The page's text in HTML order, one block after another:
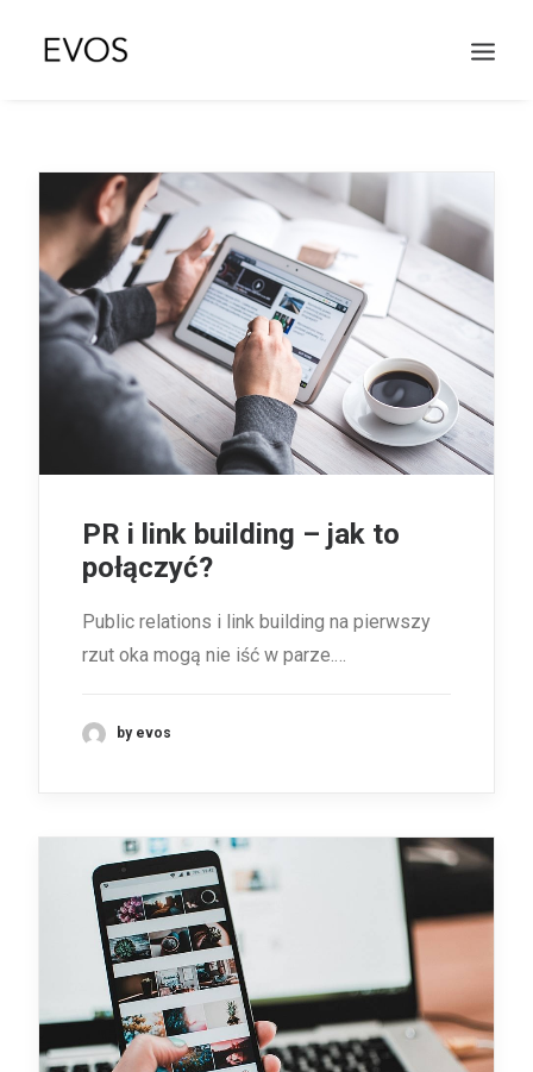
PR i link building – jak to
połączyć?
Public relations i link building na pierwszy
rzut oka mogą nie iść w parze.…
by evos